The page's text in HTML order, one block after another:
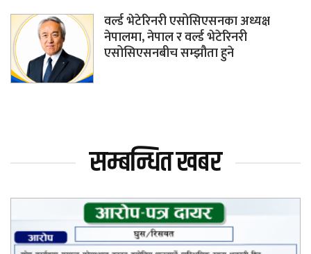
वर्ल्ड भेटेरिनरी एसोसिएसनका अध्यक्ष
नेपालमा, नेपाल र वर्ल्ड भेटेरिनरी
एसोसिएसनबीच सम्झौता हुने
सम्बन्धित खबर